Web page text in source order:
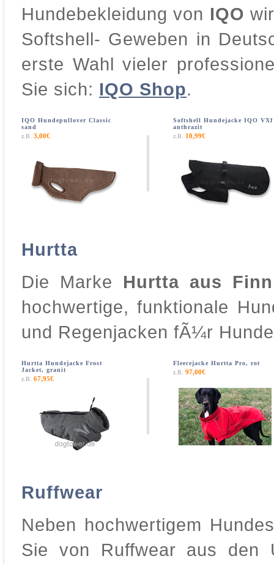
Hundebekleidung von IQO
Softshell- Geweben in
erste Wahl vieler
Sie sich: IQO Shop.
IQO Hundepullover Classic
sand
z.B. 3,00€
Softshell Hundejacke IQO VXf
anthrazit
z.B.
10,99€
Hurtta
Die Marke Hurtta aus
hochwertige, funktionale
und Regenjacken fÃ¼r
Hurtta Hundejacke Frost
Jacket, granit
z.B. 67,95€
Fleecejacke Hurtta Pro, rot
z.B. 97,00€
Ruffwear
Neben hochwertigem
Sie von Ruffwear aus den